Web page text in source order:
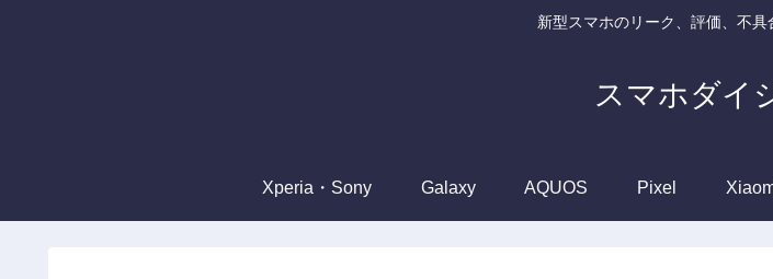
新型スマホのリーク、評価、不具
スマホダイ
Xperia・Sony Galaxy AQUOS Pixel